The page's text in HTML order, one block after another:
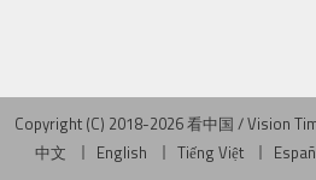
Copyright (C) 2018-2026 看中国 / Vision
中文
English Tiếng Việt